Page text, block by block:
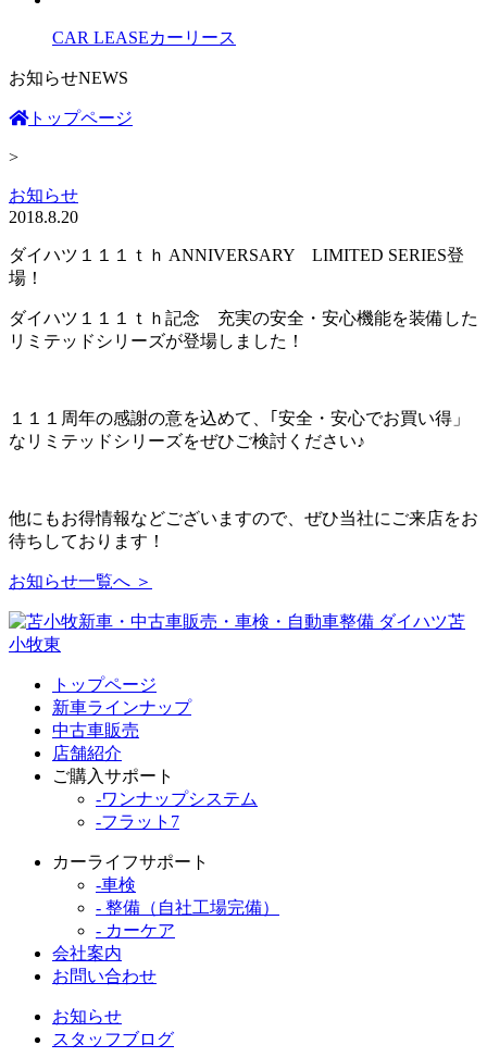
CAR LEASEカーリース
お知らせNEWS
トップページ
>
お知らせ
2018.8.20
ダイハツ１１１ｔｈ ANNIVERSARY LIMITED SERIES登
場！
ダイハツ１１１ｔｈ記念 充実の安全・安心機能を装備した
リミテッドシリーズが登場しました！
１１１周年の感謝の意を込めて、｢安全・安心でお買い得」
なリミテッドシリーズをぜひご検討ください♪
他にもお得情報などございますので、ぜひ当社にご来店をお
待ちしております！
お知らせ一覧へ ＞
トップページ
新車ラインナップ
中古車販売
店舗紹介
ご購入サポート
-ワンナップシステム
-フラット7
カーライフサポート
-車検
- 整備（自社工場完備）
- カーケア
会社案内
お問い合わせ
お知らせ
スタッフブログ